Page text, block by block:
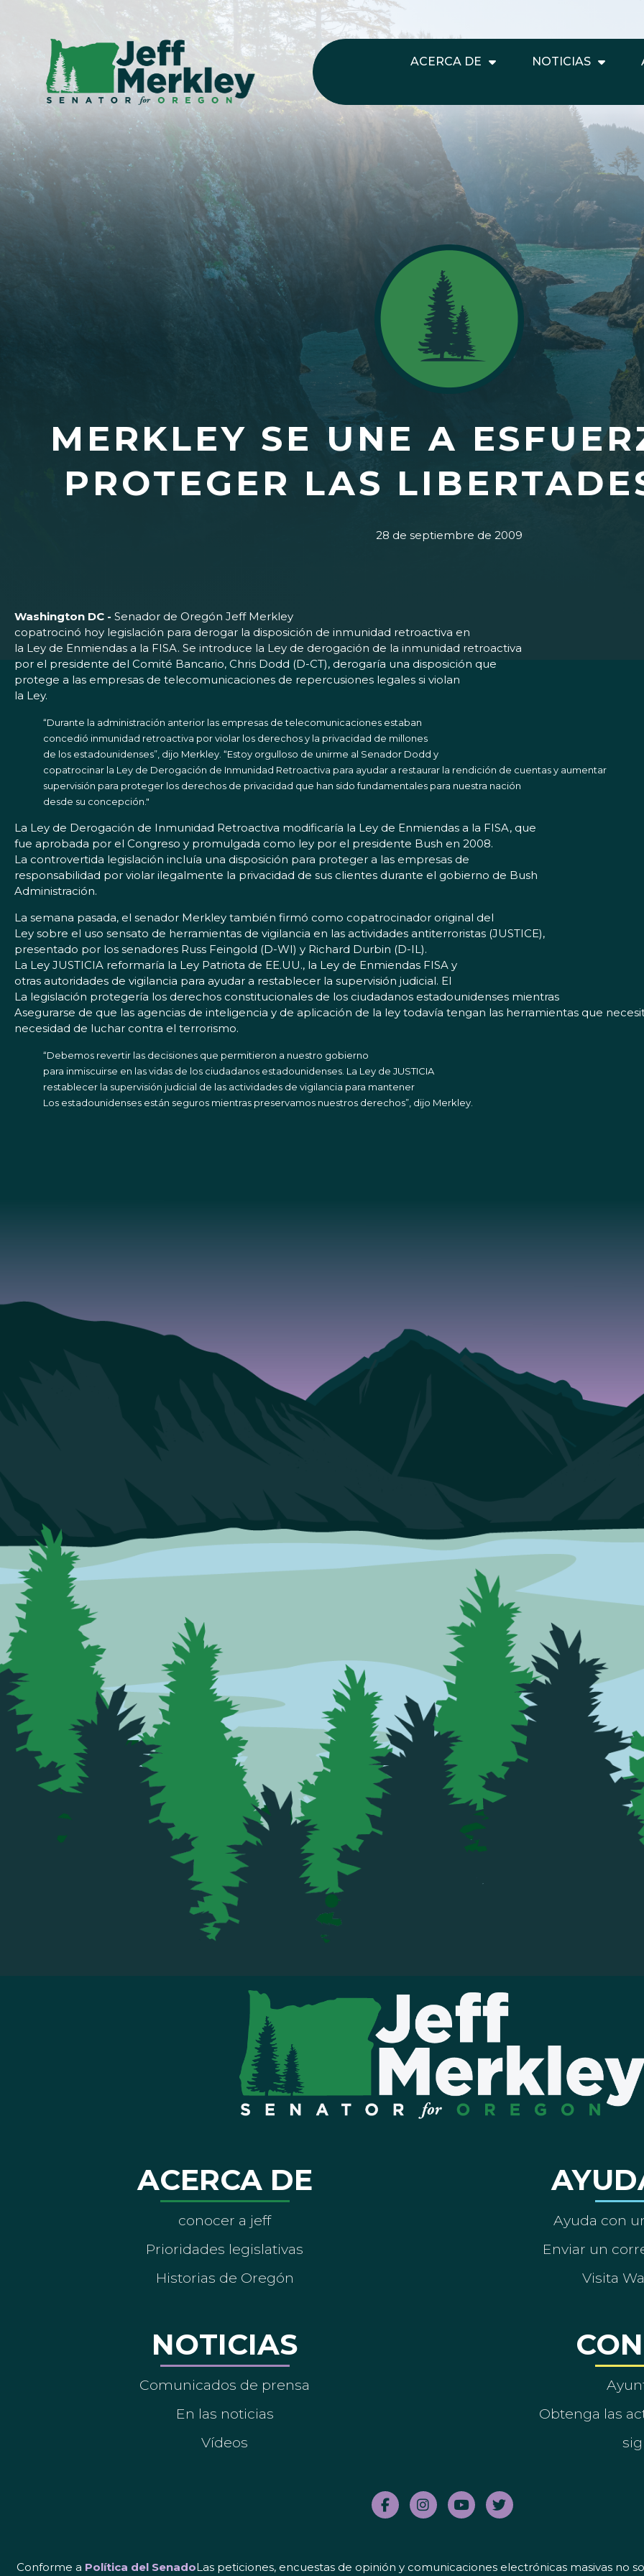
ACERCA DE NOTICIAS
MERKLEY SE UNE A
PROTEGER LAS
28 de septiembre de 2009
Washington DC - Senador de Oregón Jeff Merkley
copatrocinó hoy legislación para derogar la disposición de inmunidad retroactiva en
la Ley de Enmiendas a la FISA. Se introduce la Ley de derogación de la inmunidad retroactiva
por el presidente del Comité Bancario, Chris Dodd (D-CT), derogaría una disposición que
protege a las empresas de telecomunicaciones de repercusiones legales si violan
la Ley.
“Durante la administración anterior las empresas de telecomunicaciones estaban
concedió inmunidad retroactiva por violar los derechos y la privacidad de millones
de los estadounidenses”, dijo Merkley. “Estoy orgulloso de unirme al Senador Dodd y
copatrocinar la Ley de Derogación de Inmunidad Retroactiva para ayudar a restaurar la rendición de cuentas y aumentar
supervisión para proteger los derechos de privacidad que han sido fundamentales para nuestra nación
desde su concepción."
La Ley de Derogación de Inmunidad Retroactiva modificaría la Ley de Enmiendas a la FISA, que
fue aprobada por el Congreso y promulgada como ley por el presidente Bush en 2008.
La controvertida legislación incluía una disposición para proteger a las empresas de
responsabilidad por violar ilegalmente la privacidad de sus clientes durante el gobierno de Bush
Administración.
La semana pasada, el senador Merkley también firmó como copatrocinador original del
Ley sobre el uso sensato de herramientas de vigilancia en las actividades antiterroristas (JUSTICE),
presentado por los senadores Russ Feingold (D-WI) y Richard Durbin (D-IL).
La Ley JUSTICIA reformaría la Ley Patriota de EE.UU., la Ley de Enmiendas FISA y
otras autoridades de vigilancia para ayudar a restablecer la supervisión judicial. El
La legislación protegería los derechos constitucionales de los ciudadanos estadounidenses mientras
Asegurarse de que las agencias de inteligencia y de aplicación de la ley todavía tengan las herramientas que
necesidad de luchar contra el terrorismo.
“Debemos revertir las decisiones que permitieron a nuestro gobierno
para inmiscuirse en las vidas de los ciudadanos estadounidenses. La Ley de JUSTICIA
restablecer la supervisión judicial de las actividades de vigilancia para mantener
Los estadounidenses están seguros mientras preservamos nuestros derechos”, dijo Merkley.
ACERCA DE
conocer a jeff
Prioridades legislativas
Historias de Oregón
NOTICIAS
Comunicados de prensa
En las noticias
Vídeos
Ayuda con
Enviar un
Visita
Obtenga las
Conforme a Política del SenadoLas peticiones, encuestas de opinión y comunicaciones electrónicas masivas no